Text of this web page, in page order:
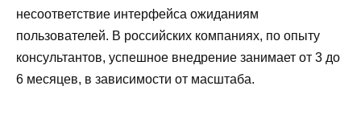
несоответствие интерфейса ожиданиям
пользователей. В российских компаниях, по опыту
консультантов, успешное внедрение занимает от 3 до
6 месяцев, в зависимости от масштаба.